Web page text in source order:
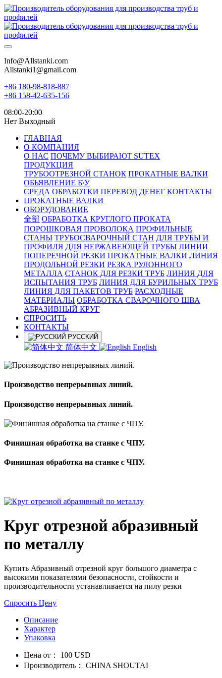
Info@Allstanki.com
Allstanki1@gmail.com
+86 180-98-818-887
+86 158-42-635-156
08:00-20:00
Нет Выходный
ГЛАВНАЯ
О КОМПАНИЯ
О НАС ПОЧЕМУ ВЫБИРАЮТ SUTEX
ПРОДУКЦИЯ
ТРУБООТРЕЗНОЙ СТАНОК ПРОКАТНЫЕ ВАЛКИ
ОБЬЯВЛЕНИЕ Б\У
СРЕДА ОБРАБОТКИ ПЕРЕВОД ДЕНЕГ КОНТАКТЫ
ПРОКАТНЫЕ ВАЛКИ
ОБОРУДОВАНИЕ
全部 ОБРАБОТКА КРУГЛОГО ПРОКАТА
ПОРОШКОВАЯ ПРОВОЛОКА ПРОФИЛЬНЫЕ
СТАНЫ ТРУБОСВАРОЧНЫЙ СТАН ДЛЯ ТРУБЫ И
ПРОФИЛЯ ДЛЯ НЕРЖАВЕЮЩЕЙ ТРУБЫ ЛИНИИ
ПОПЕРЕЧНОЙ РЕЗКИ ПРОКАТНЫЕ ВАЛКИ ЛИНИЯ
ПРОДОЛЬНОЙ РЕЗКИ РЕЗКА РУЛОННОГО
МЕТАЛЛА СТАНОК ДЛЯ РЕЗКИ ТРУБ ЛИНИЯ ДЛЯ
ИСПЫТАНИЯ ТРУБ ЛИНИЯ ДЛЯ БУРИЛЬНЫХ ТРУБ
ЛИНИЯ ДЛЯ ПАКЕТОВ ТРУБ РАСХОДНЫЕ
МАТЕРИАЛЫ OБРАБОТКА СВАРОЧНОГО ШВА
АБРАЗИВНЫЙ КРУГ
СПРОСИТЬ
КОНТАКТЫ
РУССКИЙ
简体中文 English
Производство непрерывных линий.
Производство непрерывных линий.
Финишная обработка на станке с ЧПУ.
Финишная обработка на станке с ЧПУ.
Круг отрезной абразивный
по металлу
Купить Абразивный отрезной круг большого диаметра с
высокими показателями безопасности, стойкости и
производительности устанавливается на пилу резки
Спросить Цену
Описание
Характер
Упаковка
Цена от：
100 USD
Производитель：
CHINA SHOUTAI